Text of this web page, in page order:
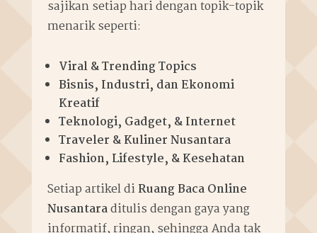
sajikan setiap hari dengan topik-topik
menarik seperti:
Viral & Trending Topics
Bisnis, Industri, dan Ekonomi
Kreatif
Teknologi, Gadget, & Internet
Traveler & Kuliner Nusantara
Fashion, Lifestyle, & Kesehatan
Setiap artikel diRuang Baca Online
Nusantaraditulis dengan gaya yang
informatif, ringan, sehingga Anda tak